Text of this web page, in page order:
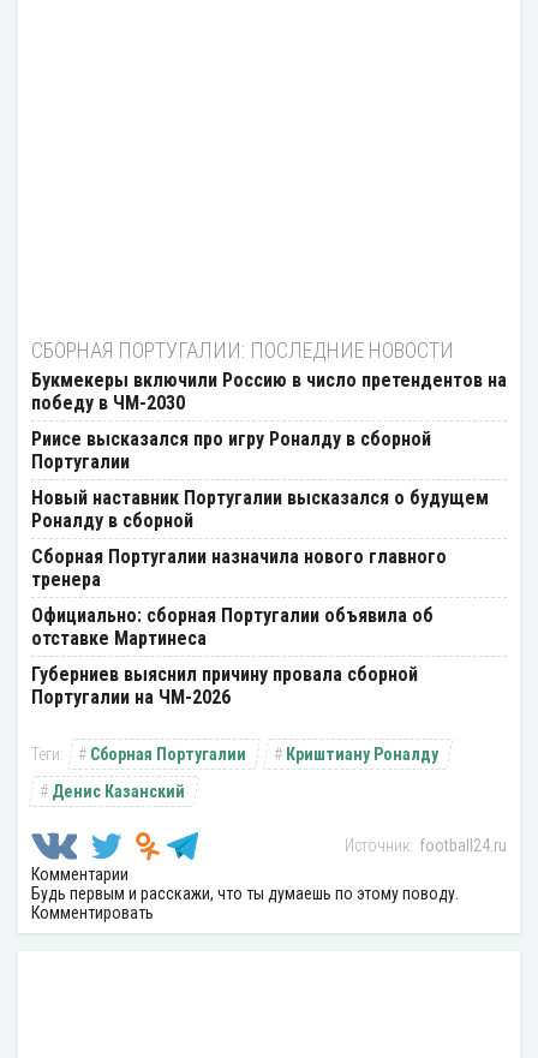
СБОРНАЯ ПОРТУГАЛИИ: ПОСЛЕДНИЕ НОВОСТИ
Букмекеры включили Россию в число претендентов на
победу в ЧМ-2030
Риисе высказался про игру Роналду в сборной
Португалии
Новый наставник Португалии высказался о будущем
Роналду в сборной
Сборная Португалии назначила нового главного
тренера
Официально: сборная Португалии объявила об
отставке Мартинеса
Губерниев выяснил причину провала сборной
Португалии на ЧМ-2026
Сборная Португалии
Криштиану Роналду
Денис Казанский
football24.ru
Комментарии
Будь первым и расскажи, что ты думаешь по этому поводу.
Комментировать